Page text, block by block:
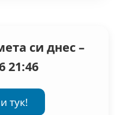
си днес –
21:46
тук!